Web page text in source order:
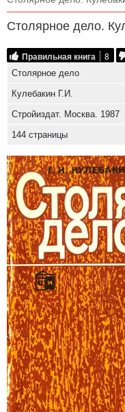
Столярное дело.
Правильная книга 8
Столярное дело
Кулебакин Г.И.
Стройиздат. Москва. 1987
144 страницы